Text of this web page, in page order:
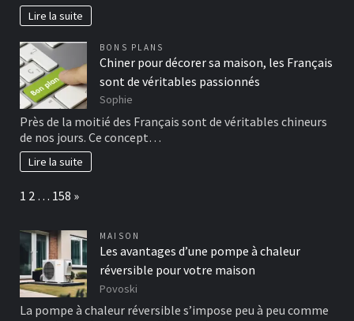
Lire la suite
BONS PLANS
Chiner pour décorer sa maison, les Français
sont de véritables passionnés
Sophie
Près de la moitié des Français sont de véritables chineurs
de nos jours. Ce concept…
Lire la suite
Page:
1 2 … 158 Next
»
MAISON
Les avantages d’une pompe à chaleur
réversible pour votre maison
Povoski
La pompe à chaleur réversible s’impose peu à peu comme